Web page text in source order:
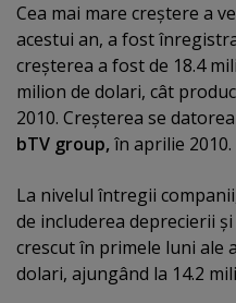
Cea mai mare creştere a
acestui an, a fost
creşterea a fost de 18.4
milion de dolari, cât
2010. Creşterea se
bTV group, în aprilie 2010.
La nivelul întregii
de includerea deprecierii
crescut în primele luni ale
dolari, ajungând la 14.2